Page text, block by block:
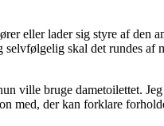
eller lader sig styre af
skal det rundes
ville bruge dametoilettet.
der kan forklare